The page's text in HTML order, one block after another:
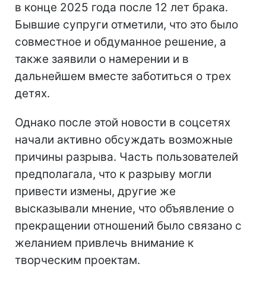
в конце 2025 года после 12 лет брака.
Бывшие супруги отметили, что это было
совместное и обдуманное решение, а
также заявили о намерении и в
дальнейшем вместе заботиться о трех
детях.
Однако после этой новости в соцсетях
начали активно обсуждать возможные
причины разрыва. Часть пользователей
предполагала, что к разрыву могли
привести измены, другие же
высказывали мнение, что объявление о
прекращении отношений было связано с
желанием привлечь внимание к
творческим проектам.